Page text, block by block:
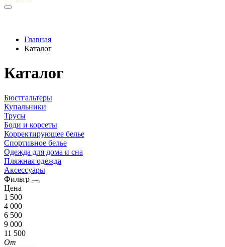
Главная
Каталог
Каталог
Бюстгальтеры
Купальники
Трусы
Боди и корсеты
Корректирующее белье
Спортивное белье
Одежда для дома и сна
Пляжная одежда
Аксессуары
Фильтр
Цена
1 500
4 000
6 500
9 000
11 500
От